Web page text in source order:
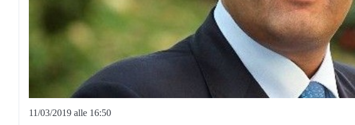
11/03/2019 alle 16:50